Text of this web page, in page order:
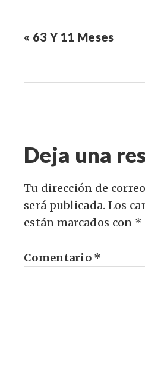
« 63 Y 11 Meses
Deja una
Tu dirección de
será publicada. Los
están marcados con *
Comentario *